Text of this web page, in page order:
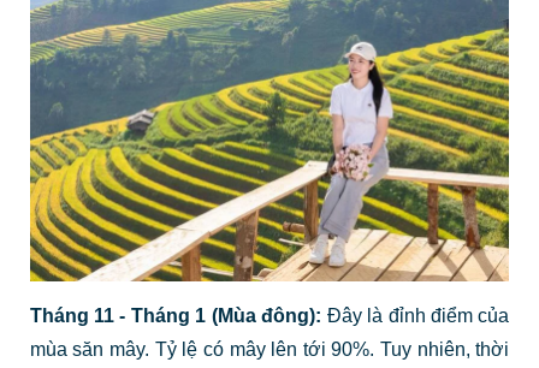
Tháng 11 - Tháng 1 (Mùa đông): Đây là đỉnh điểm của
mùa săn mây. Tỷ lệ có mây lên tới 90%. Tuy nhiên, thời